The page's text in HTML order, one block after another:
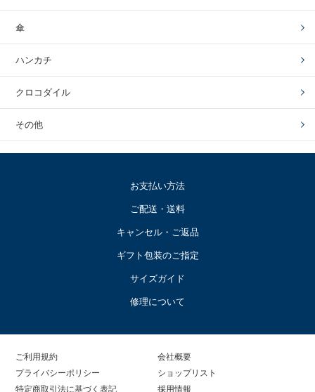
傘
ハンカチ
クロコダイル
その他
お支払い方法
ご配送・送料
キャンセル・ご返品
ギフト包装のご指定
サイズガイド
修理について
ご利用規約
プライバシーポリシー
特定商取引法に基づく表記
会社概要
ショップリスト
採用情報